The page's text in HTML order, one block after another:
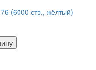
(6000 стр., жёлтый)